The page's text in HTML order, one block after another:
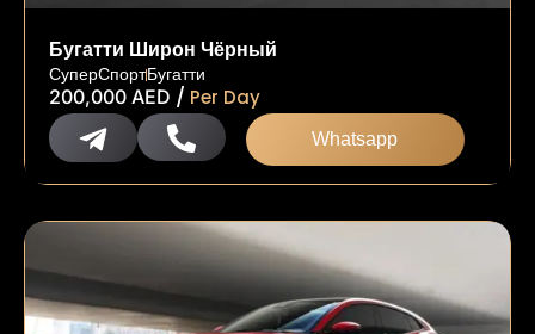
Бугатти Широн Чёрный
СуперСпортБугатти
200,000 AED / Per Day
Whatsapp